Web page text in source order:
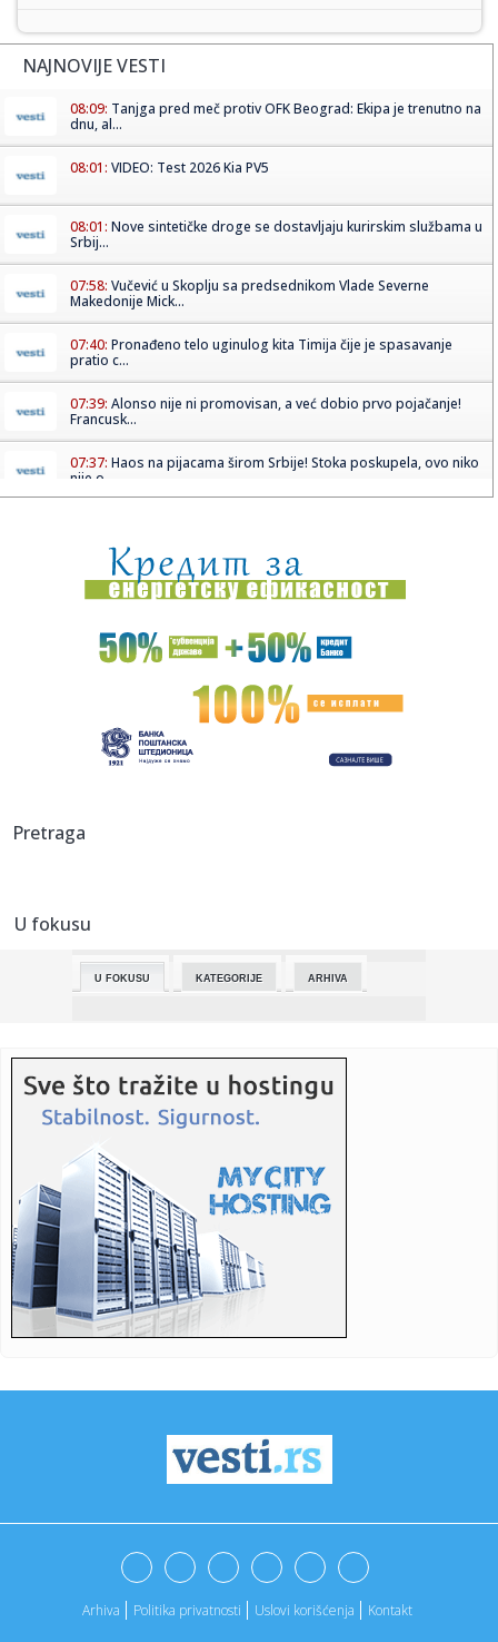
NAJNOVIJE VESTI
08:09: Tanjga pred meč protiv OFK Beograd: Ekipa je trenutno na
dnu, al...
08:01: VIDEO: Test 2026 Kia PV5
08:01: Nove sintetičke droge se dostavljaju kurirskim službama u
Srbij...
07:58: Vučević u Skoplju sa predsednikom Vlade Severne
Makedonije Mick...
07:40: Pronađeno telo uginulog kita Timija čije je spasavanje
pratio c...
07:39: Alonso nije ni promovisan, a već dobio prvo pojačanje!
Francusk...
07:37: Haos na pijacama širom Srbije! Stoka poskupela, ovo niko
nije o...
07:33:Представа „Пустињски снови“ у ...
07:35:Slađa Delibašić prisluškivala bivše: Odem, kupim bubicu,
sak...
U Japanu više od 1.000 godina bilo zabranjeno da se jede
07:28:Ako vam deluje da krompir ima čudan ukus: Docent sa
padu tr...
07:23:
07:23:
U Češkoj nađena ukradena lobanja svetiteljke: Lopov hteo
07:20:Овонедељна дешавања у Новом Саду
07:10:Ceo Zrenjanin bruji o ovom objektu! Svi čekaju da vide šta
se o...
07:04:Nemački taksista prešao više od 300.000 km s električnim
vozi...
07:02:Šta izvršitelji smeju, a šta ne smeju da vam zaplene:
Advokat ...
Orban: Mađar priča gluposti, ojačali smo Mađarsku
07:02:Istraživanje: Žene u Srbiji pre za Rusiju nego za Zapad, a
U Evropi samo Poljaci podržavaju američko vojno
prisustvo
Pretraga
U fokusu
U FOKUSU KATEGORIJE ARHIVA
Arhiva Politika privatnosti Uslovi korišćenja Kontakt